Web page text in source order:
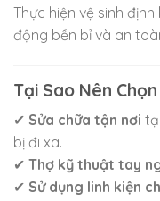
Thực hiện vệ sinh
động bền bỉ và an
Tại Sao Nên
✔ Sửa chữa tận nơi
bị đi xa.
✔ Thợ kỹ thuật tay
✔ Sử dụng linh kiện